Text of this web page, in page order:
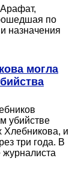
по
назначения
могла
убийстве
Хлебникова, и
три года. В
журналиста